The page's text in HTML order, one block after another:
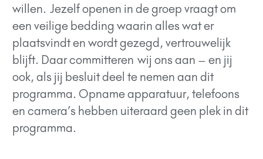
willen. Jezelf openen in de groep vraagt om
een veilige bedding waarin alles wat er
plaatsvindt en wordt gezegd, vertrouwelijk
blijft. Daarcommitteren wij ons aan – en jij
ook, als jij besluit deel te nemen aan dit
programma. Opname apparatuur, telefoons
en camera’s hebben uiteraard geen plek in dit
programma.